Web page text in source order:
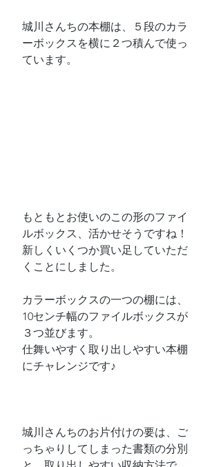
城川さんちの本棚は、５段のカラ
ーボックスを横に２つ積んで使っ
ています。
もともとお使いのこの形のファイ
ルボックス、活かせそうですね！
新しくいくつか買い足していただ
くことにしました。
カラーボックスの一つの棚には、
10センチ幅のファイルボックスが
３つ並びます。
仕舞いやすく取り出しやすい本棚
にチャレンジです♪
城川さんちのお片付けの要は、ご
っちゃりしてしまった書類の分別